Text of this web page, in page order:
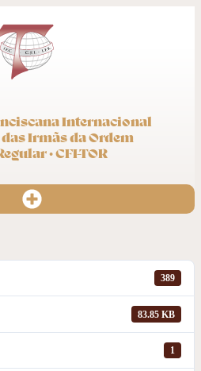
Internacional
Irmãs da Ordem
· CFI-TOR
389
83.85 KB
1